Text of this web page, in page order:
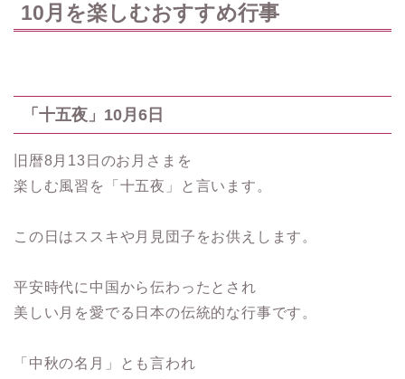
10月を楽しむおすすめ行事
「十五夜」10月6日
旧暦8月13日のお月さまを
楽しむ風習を「十五夜」と言います。
この日はススキや月見団子をお供えします。
平安時代に中国から伝わったとされ
美しい月を愛でる日本の伝統的な行事です。
「中秋の名月」とも言われ